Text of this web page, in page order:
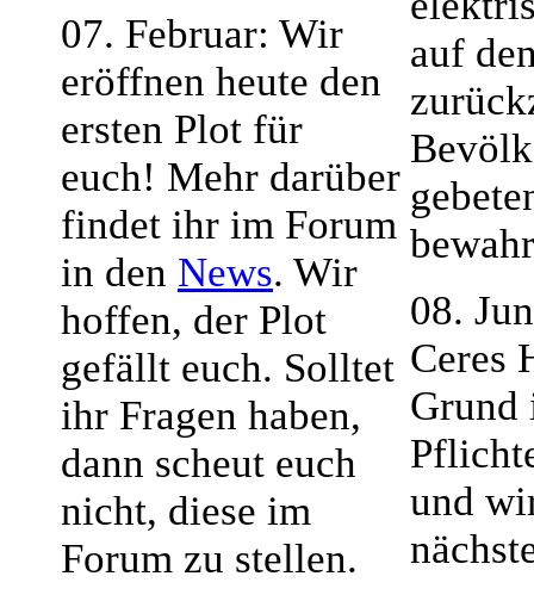
07. Februar: Wir
eröffnen heute den
ersten Plot für
euch! Mehr darüber
findet ihr im Forum
in den News. Wir
hoffen, der Plot
gefällt euch. Solltet
ihr Fragen haben,
dann scheut euch
nicht, diese im
Forum zu stellen.
auf
08.
Ceres
Grund
und